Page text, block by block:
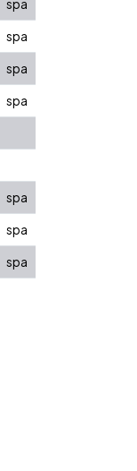
spa
spa
spa
spa
spa
spa